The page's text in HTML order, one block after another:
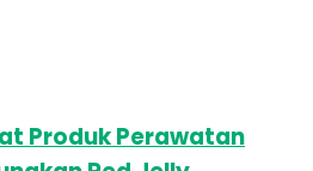
Produk Perawatan